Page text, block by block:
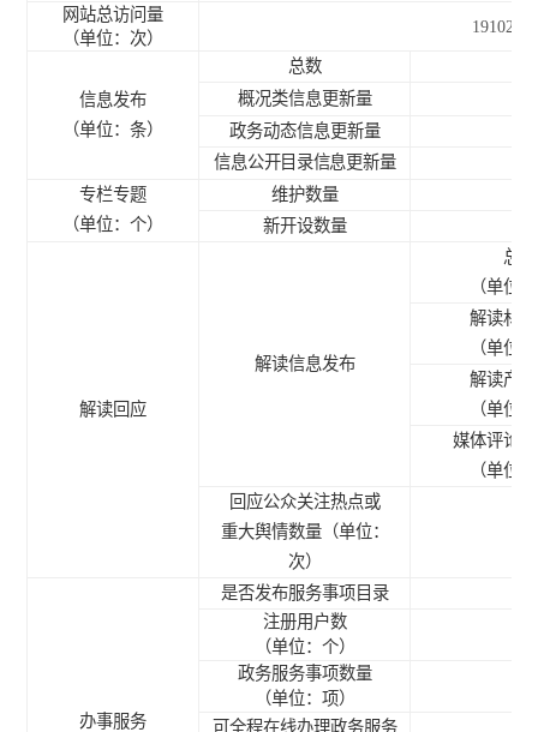
网站总访问量
（单位：次）
191029
信息发布
（单位：条）
总数
概况类信息更新量
政务动态信息更新量
信息公开目录信息更新量
专栏专题
（单位：个）
维护数量
新开设数量
解读回应
解读信息发布
总数
（单位
解读材
（单位
解读产
（单位
媒体评论
（单位
回应公众关注热点或
重大舆情数量（单位：
次）
办事服务
是否发布服务事项目录
注册用户数
（单位：个）
政务服务事项数量
（单位：项）
可全程在线办理政务服务